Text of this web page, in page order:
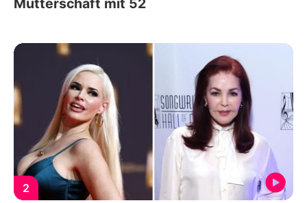
Mutterschaft mit 52
2